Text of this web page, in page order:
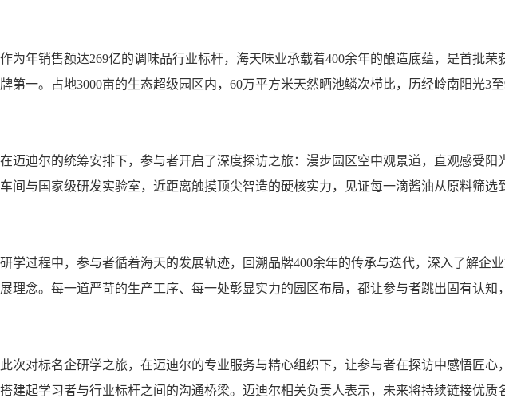
作为年销售额达269亿的调味品行业标杆，海天味业承载着400余年的酿造底蕴，是首批
牌第一。占地3000亩的生态超级园区内，60万平方米天然晒池鳞次栉比，历经岭南阳光3
在迈迪尔的统筹安排下，参与者开启了深度探访之旅：漫步园区空中观景道，直观感受
车间与国家级研发实验室，近距离触摸顶尖智造的硬核实力，见证每一滴酱油从原料筛选
研学过程中，参与者循着海天的发展轨迹，回溯品牌400余年的传承与迭代，深入了解
展理念。每一道严苛的生产工序、每一处彰显实力的园区布局，都让参与者跳出固有认知
此次对标名企研学之旅，在迈迪尔的专业服务与精心组织下，让参与者在探访中感悟匠
搭建起学习者与行业标杆之间的沟通桥梁。迈迪尔相关负责人表示，未来将持续链接优